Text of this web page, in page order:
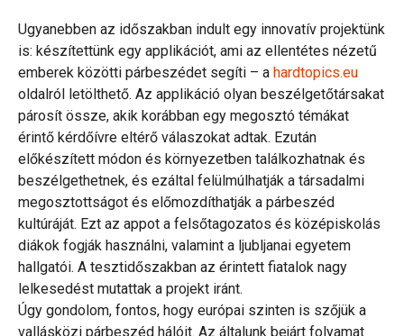
Ugyanebben az időszakban indult egy innovatív projektünk
is: készítettünk egy applikációt, ami az ellentétes nézetű
emberek közötti párbeszédet segíti – a hardtopics.eu
oldalról letölthető. Az applikáció olyan beszélgetőtársakat
párosít össze, akik korábban egy megosztó témákat
érintő kérdőívre eltérő válaszokat adtak. Ezután
előkészített módon és környezetben találkozhatnak és
beszélgethetnek, és ezáltal felülmúlhatják a társadalmi
megosztottságot és előmozdíthatják a párbeszéd
kultúráját. Ezt az appot a felsőtagozatos és középiskolás
diákok fogják használni, valamint a ljubljanai egyetem
hallgatói. A tesztidőszakban az érintett fiatalok nagy
lelkesedést mutattak a projekt iránt.
Úgy gondolom, fontos, hogy európai szinten is szőjük a
vallásközi párbeszéd hálóit. Az általunk bejárt folyamat